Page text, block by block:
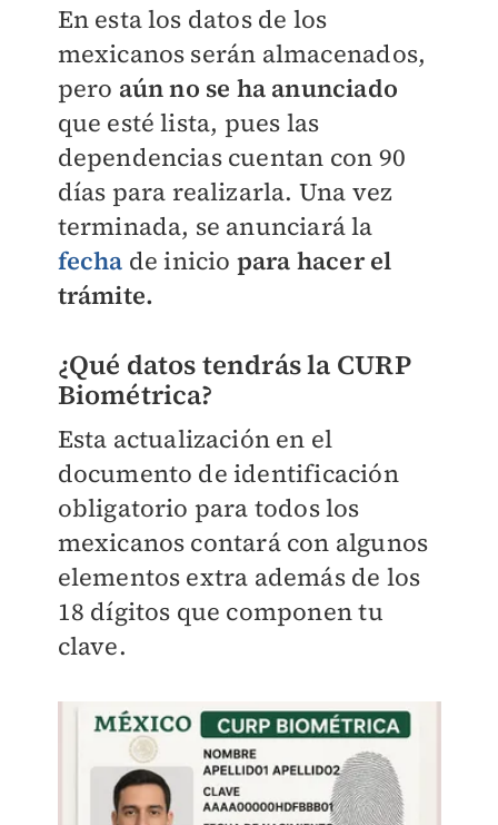
En esta los datos de los
mexicanos serán almacenados,
pero aún no se ha anunciado
que esté lista, pues las
dependencias cuentan con 90
días para realizarla. Una vez
terminada, se anunciará la
fecha de inicio para hacer el
trámite.
¿Qué datos tendrás la CURP
Biométrica?
Esta actualización en el
documento de identificación
obligatorio para todos los
mexicanos contará con algunos
elementos extra además de los
18 dígitos que componen tu
clave.